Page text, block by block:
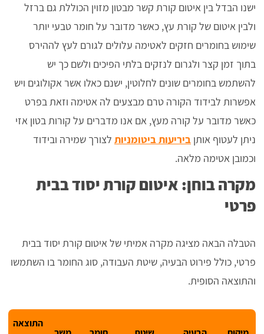
ישנו הבדל בין איטום קורת קשר מבטון מזוין הכוללת גם ברזל
ולבין איטום של קורת עץ, כאשר מדובר על חומר טבעי יותר
שימוש בחומרים חזקים לאטימה עלולים לגורם לעץ לההירס
בתוך זמן קצר ולגרום לנזקים בלתי הפיכים ולשם כך יש
להשתמש בחומרים שונים לחלוטין, ישנם כאלו אשר אקולוגים ויש
אפשרות לבידוד הקורה טרם מבצעים לה אטימה וזאת בפרט
כאשר מדובר על קורה מעץ, אם אנו מדברים על קורות בטון אזי
ניתן לעטוף אותן ביריעות ביטומניות לצורך שמירה ובידוד
וכמובן אטימה מלאה.
מקרה בוחן: איטום קורת יסוד בבית
פרטי
הטבלה הבאה מציגה מקרה אמיתי של איטום קורת יסוד בבית
פרטי, כולל פירוט הבעיה, שיטת העבודה, סוג החומר בו השתמשו
והתוצאה הסופית.
התוצאה